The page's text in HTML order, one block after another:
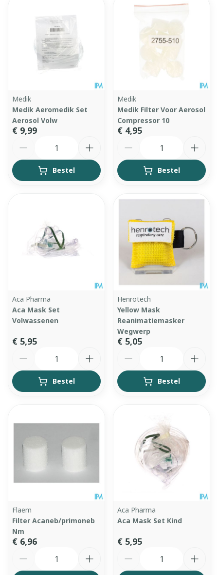
Medik
Medik Aeromedik Set
Aerosol Volw
€ 9,99
Bestel
Medik
Medik Filter Voor Aerosol
Compressor 10
€ 4,95
Bestel
Aca Pharma
Aca Mask Set
Volwassenen
€ 5,95
Bestel
Henrotech
Yellow Mask
Reanimatiemasker
Wegwerp
€ 5,05
Bestel
Flaem
Filter Acaneb/primoneb
Nm
€ 6,96
Aca Pharma
Aca Mask Set Kind
€ 5,95